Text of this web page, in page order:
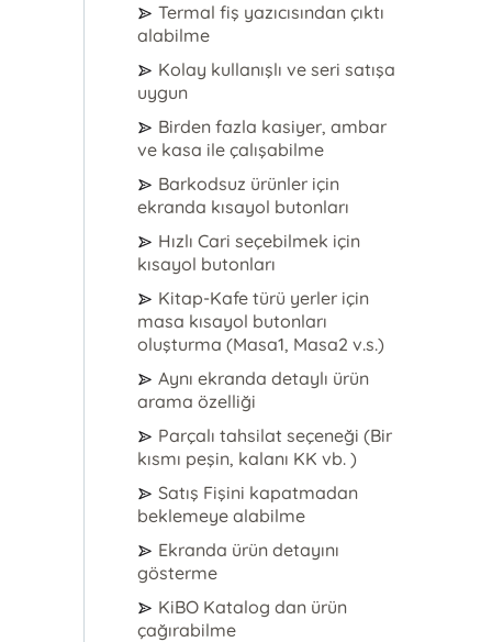
Termal fiş yazıcısından çıktı
alabilme
Kolay kullanışlı ve seri satışa
uygun
Birden fazla kasiyer, ambar
ve kasa ile çalışabilme
Barkodsuz ürünler için
ekranda kısayol butonları
Hızlı Cari seçebilmek için
kısayol butonları
Kitap-Kafe türü yerler için
masa kısayol butonları
oluşturma (Masa1, Masa2 v.s.)
Aynı ekranda detaylı ürün
arama özelliği
Parçalı tahsilat seçeneği (Bir
kısmı peşin, kalanı KK vb. )
Satış Fişini kapatmadan
beklemeye alabilme
Ekranda ürün detayını
gösterme
KiBO Katalog dan ürün
çağırabilme